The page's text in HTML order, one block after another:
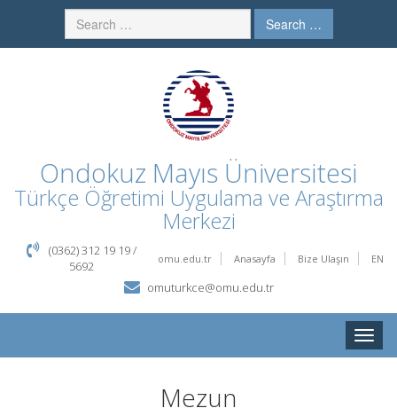
Search …
Ondokuz Mayıs Üniversitesi
Türkçe Öğretimi Uygulama ve Araştırma
Merkezi
omu.edu.tr Anasayfa Bize Ulaşın EN
(0362) 312 19 19 /
5692
omuturkce@omu.edu.tr
Toggle
Mezun